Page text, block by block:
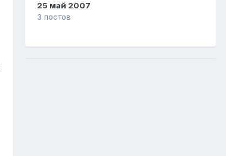
25 май 2007
3 постов